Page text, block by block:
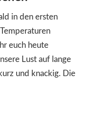
in den ersten
euch heute
Lust auf lange
und knackig. Die